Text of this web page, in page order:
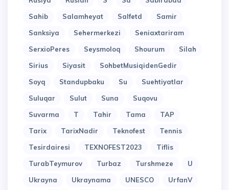
Sahib
Salamheyat Salfetd
Samir
Sanksiya
Sehermerkezi
Seniaxtariram
SerxioPeres
Seysmoloq Shourum
Silah
Sirius
Siyasit
SohbetMusiqidenGedir
Soyq
Standupbaku Su
Suehtiyatlar
Suluqar
Sulut Suna
Suqovu
Suvarma
T Tahir Tama
TAP
Tarix
TarixNadir Teknofest
Tennis
Tesirdairesi
TEXNOFEST2023
Tiflis
TurabTeymurov
Turbaz Turshmeze
U
Ukrayna
Ukraynama UNESCO
UrfanV